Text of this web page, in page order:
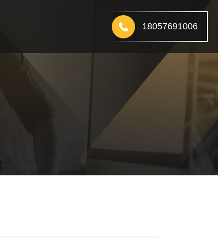
18057691006